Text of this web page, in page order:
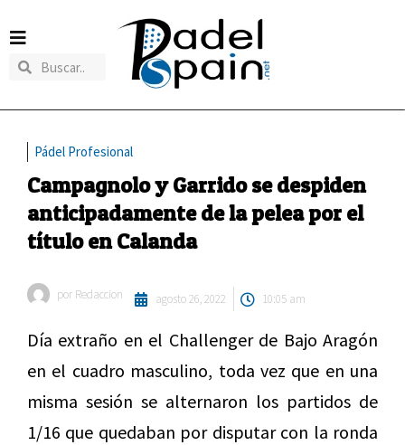
Pádel Profesional
Campagnolo y Garrido se despiden
anticipadamente de la pelea por el
título en Calanda
por Redaccion agosto 26, 2022 10:05 am
Día extraño en el Challenger de Bajo Aragón
en el cuadro masculino, toda vez que en una
misma sesión se alternaron los partidos de
1/16 que quedaban por disputar con la ronda